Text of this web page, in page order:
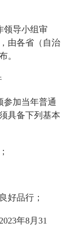
领导小组审
由各省（自治
。
参加当年普通
具备下列基本
好品行；
年8月31